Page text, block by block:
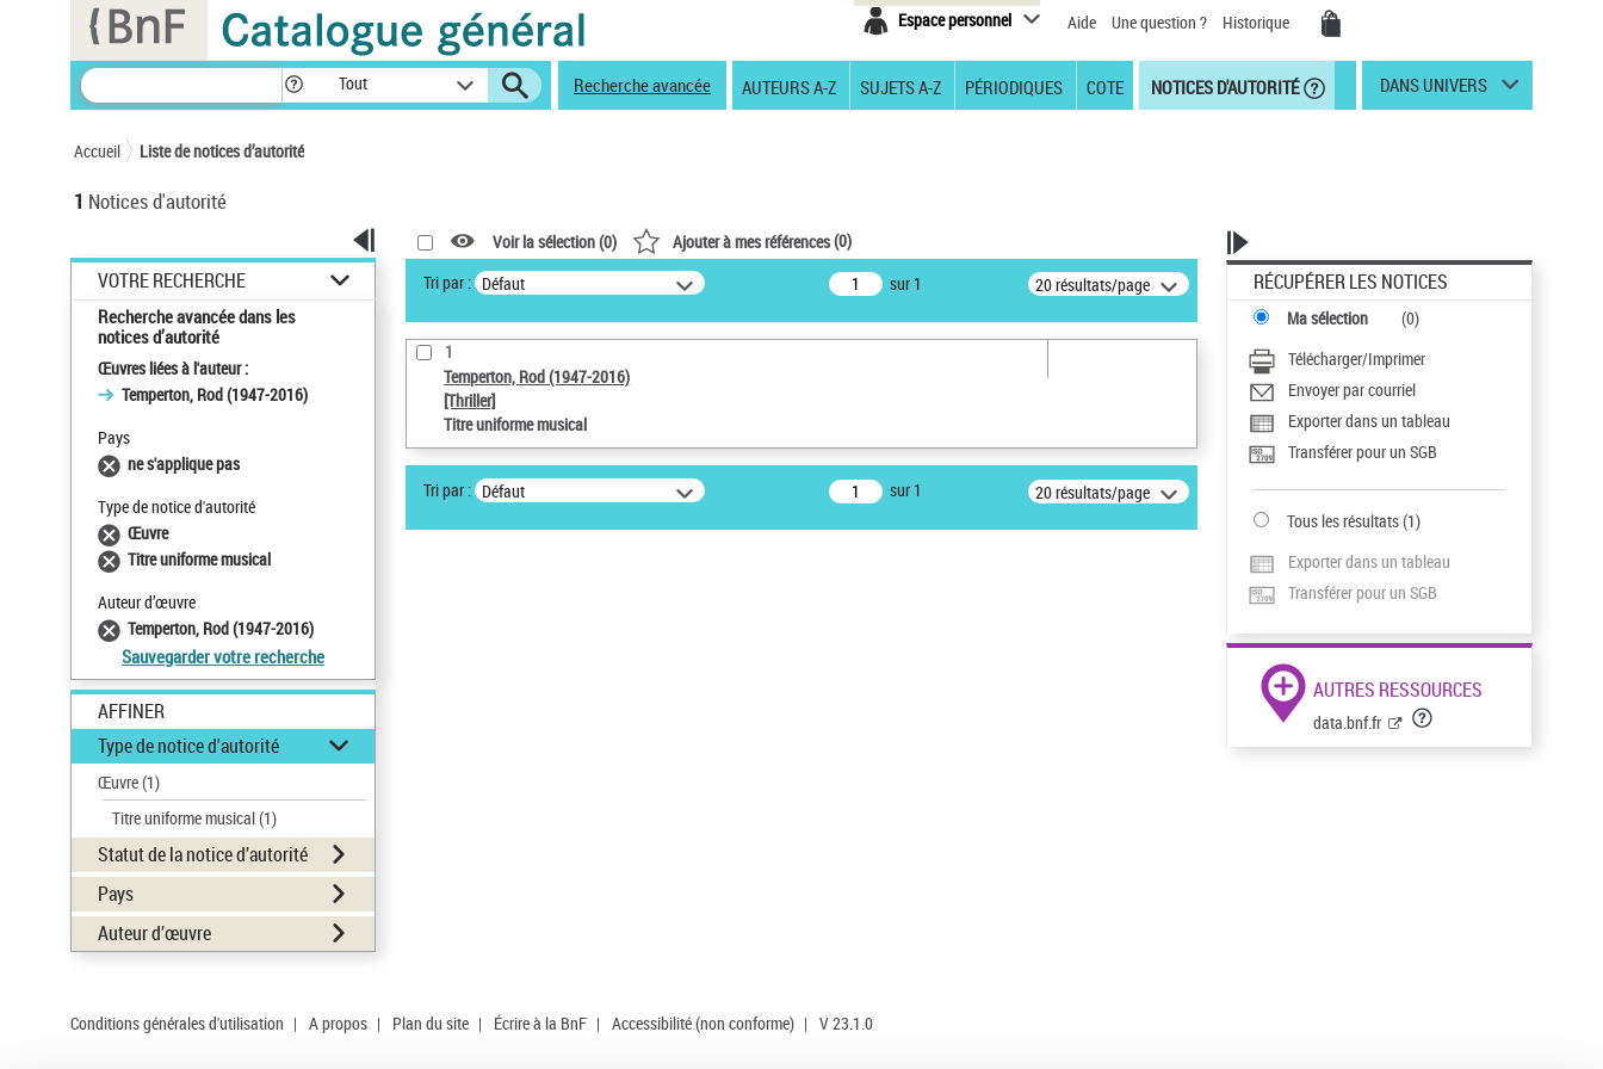
Espace personnel Aide Une question ? Historique
Tout Recherche avancée AUTEURS A-Z SUJETS A-Z PÉRIODIQUES COTE NOTICES D'AUTORITÉ DANS UNIVERS
Accueil Liste de notices d’autorité
1 Notices d'autorité
VOTRE RECHERCHE
Recherche avancée dans les
notices d’autorité
Œuvres liées à l'auteur :
Temperton, Rod (1947-2016)
Pays
ne s'applique pas
Type de notice d'autorité
Œuvre
Titre uniforme musical
Auteur d’œuvre
Temperton, Rod (1947-2016)
Sauvegarder votre recherche
AFFINER
Type de notice d'autorité
Œuvre(1)
Titre uniforme musical(1)
Statut de la notice d’autorité
Pays
Auteur d’œuvre
Voir la sélection (0) Ajouter à mes références(0)
Tri par : Défaut sur 1 20 résultats/page
1
Temperton, Rod (1947-2016)
[Thriller]
Titre uniforme musical
Tri par : Défaut sur 1 20 résultats/page
RÉCUPÉRER LES NOTICES
Ma sélection (0)
Télécharger/Imprimer
Envoyer par courriel
Exporter dans un tableau
Transférer pour un SGB
Tous les résultats(1)
Exporter dans un tableau
Transférer pour un SGB
AUTRES RESSOURCES
data.bnf.fr
Conditions générales d'utilisation | A propos | Plan du site | Écrire à la BnF | Accessibilité (non conforme) | V 23.1.0
Panneau de gestion des cookies